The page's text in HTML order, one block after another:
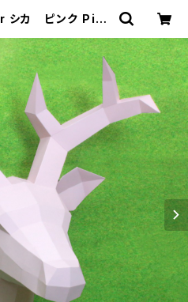
カ ピンク Pink